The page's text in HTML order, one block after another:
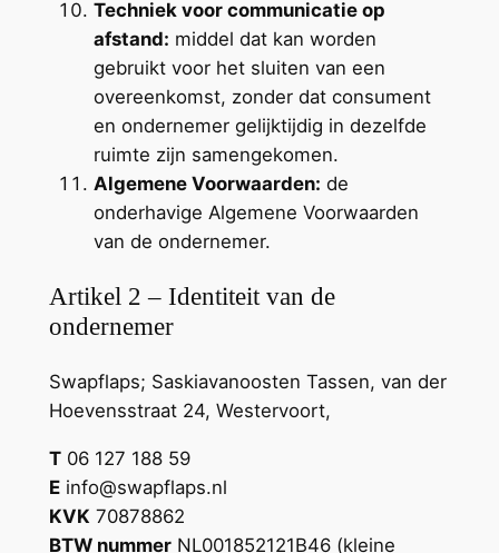
Techniek voor communicatie op
afstand: middel dat kan worden
gebruikt voor het sluiten van een
overeenkomst, zonder dat consument
en ondernemer gelijktijdig in dezelfde
ruimte zijn samengekomen.
Algemene Voorwaarden: de
onderhavige Algemene Voorwaarden
van de ondernemer.
Artikel 2 – Identiteit van de
ondernemer
Swapflaps; Saskiavanoosten Tassen, van der
Hoevensstraat 24, Westervoort,
T06 127 188 59
Einfo@swapflaps.nl
KVK 70878862
BTW nummerNL001852121B46 (kleine